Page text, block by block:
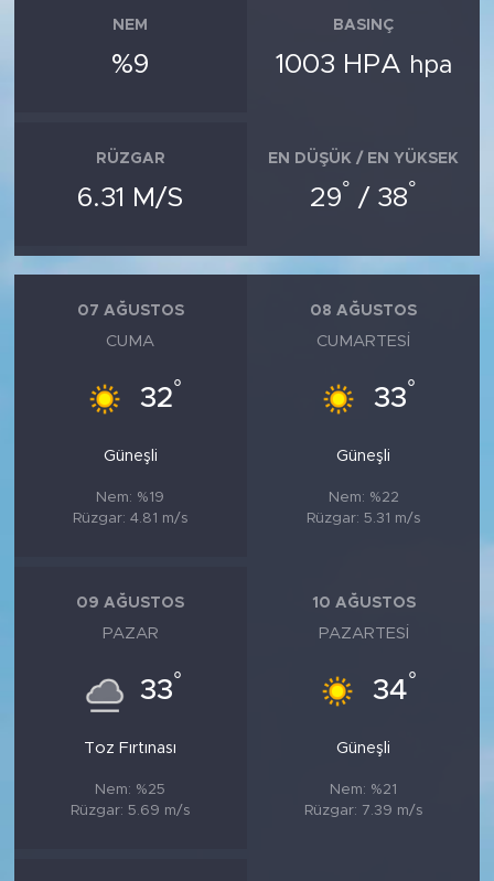
NEM
%9
BASINÇ
1003 HPA hpa
RÜZGAR
6.31 M/S
EN DÜŞÜK / EN YÜKSEK
29° / 38°
07 AĞUSTOS
CUMA
32°
Güneşli
Nem: %19
Rüzgar: 4.81 m/s
08 AĞUSTOS
CUMARTESI
33°
Güneşli
Nem: %22
Rüzgar: 5.31 m/s
09 AĞUSTOS
PAZAR
33°
Toz Fırtınası
Nem: %25
Rüzgar: 5.69 m/s
10 AĞUSTOS
PAZARTESI
34°
Güneşli
Nem: %21
Rüzgar: 7.39 m/s